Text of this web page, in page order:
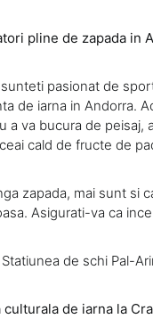
pline de zapada in
pasionat de
de iarna in Andorra.
a va bucura de peisaj,
cald de fructe de
zapada, mai sunt si
Asigurati-va ca
Statiunea de schi Pal-
culturala de iarna la